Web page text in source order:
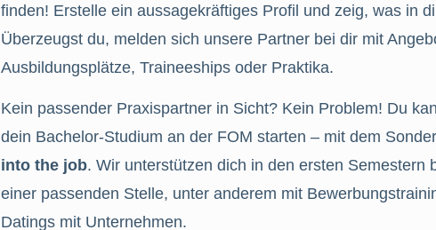
finden! Erstelle ein aussagekräftiges Profil und zeig, was in
Überzeugst du, melden sich unsere Partner bei dir mit
Ausbildungsplätze, Traineeships oder Praktika.
Kein passender Praxispartner in Sicht? Kein Problem! Du
dein Bachelor-Studium an der FOM starten – mit dem
into the job. Wir unterstützen dich in den ersten Semestern
einer passenden Stelle, unter anderem mit
Datings mit Unternehmen.